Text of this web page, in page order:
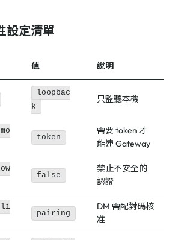
設定清單
值 說明
loopbac
k
只監聽本機
token
需要 token 才
能連 Gateway
false
禁止不安全的
認證
pairing
DM 需配對碼核
准